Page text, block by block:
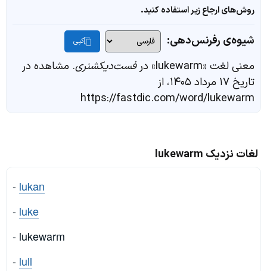
روش‌های ارجاع زیر استفاده کنید.
شیوه‌ی رفرنس‌دهی: کپی
معنی لغت «lukewarm» در فست‌دیکشنری. مشاهده در
تاریخ ۱۷ مرداد ۱۴۰۵، از
https://fastdic.com/word/lukewarm
لغات نزدیک lukewarm
- lukan
- luke
- lukewarm
- lull